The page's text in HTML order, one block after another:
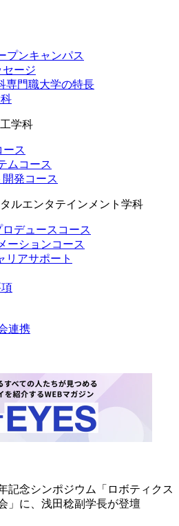
プンキャンパス
ージ
専門職大学の特長
学科
ース
ムコース
開発コース
ルエンタテインメント学科
デュースコース
ーションコース
リアサポート
連携
記念シンポジウム「ロボティクス
」に、浅田稔副学長が登壇